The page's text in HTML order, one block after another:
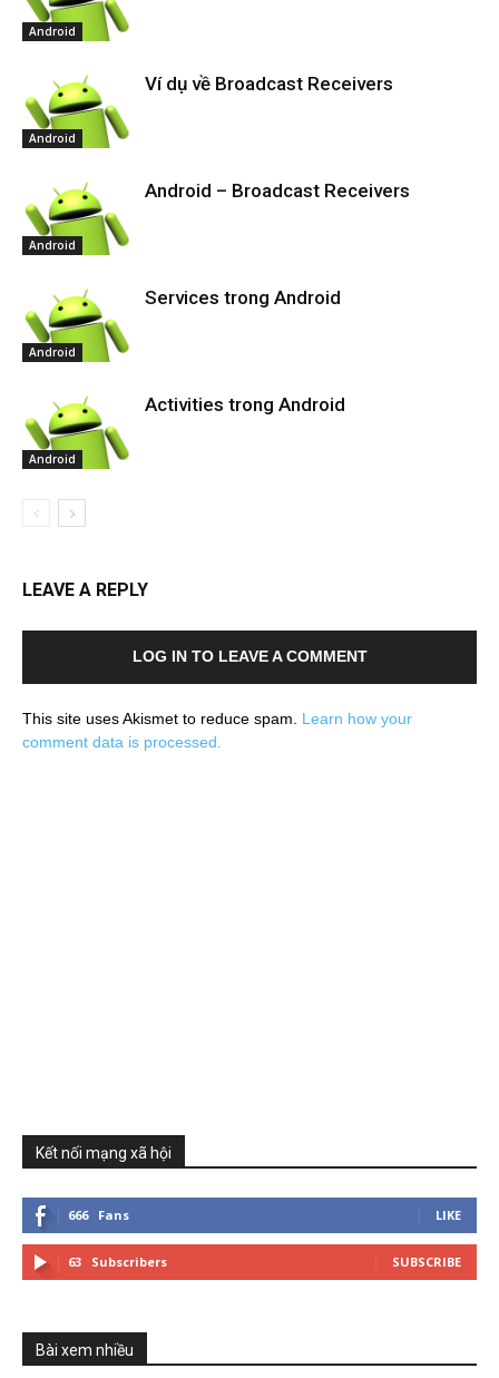
Android
Android
Ví dụ về Broadcast Receivers
Android
Android – Broadcast Receivers
Android
Services trong Android
Android
Activities trong Android
LEAVE A REPLY
LOG IN TO LEAVE A COMMENT
This site uses Akismet to reduce spam. Learn how your
comment data is processed.
Kết nối mạng xã hội
666 Fans LIKE
63 Subscribers SUBSCRIBE
Bài xem nhiều